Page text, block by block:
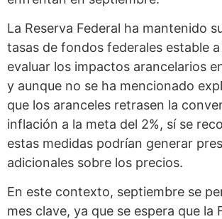
La Reserva Federal ha mantenido
tasas de fondos federales estable
evaluar los impactos arancelarios
y aunque no se ha mencionado
que los aranceles retrasen la
inflación a la meta del 2%, sí se
estas medidas podrían generar
adicionales sobre los precios.
En este contexto, septiembre se
mes clave, ya que se espera que la